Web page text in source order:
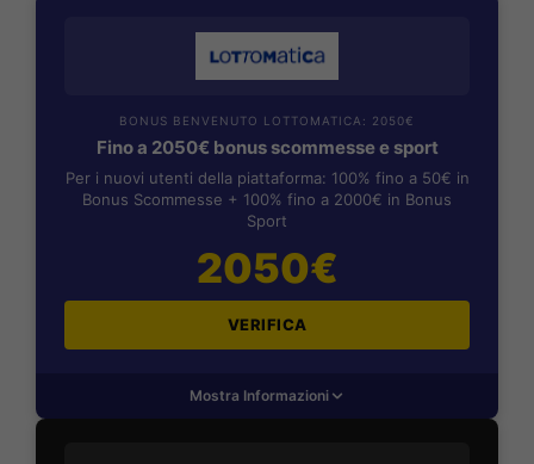
BONUS BENVENUTO LOTTOMATICA: 2050€
Fino a 2050€ bonus scommesse e sport
Per i nuovi utenti della piattaforma: 100% fino a 50€ in
Bonus Scommesse + 100% fino a 2000€ in Bonus
Sport
2050€
VERIFICA
Mostra Informazioni